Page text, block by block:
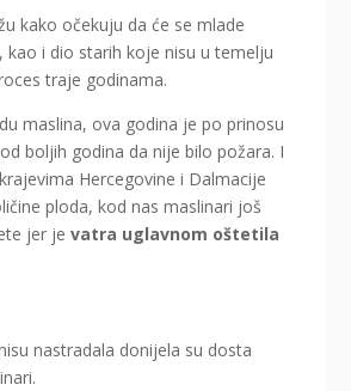
kako očekuju da će se mlade
kao i dio starih koje nisu u temelju
traje godinama.
maslina, ova godina je po prinosu
boljih godina da nije bilo požara. I
Hercegovine i Dalmacije
ploda, kod nas maslinari još
jer jevatra uglavnom oštetila
nastradala donijela su dosta